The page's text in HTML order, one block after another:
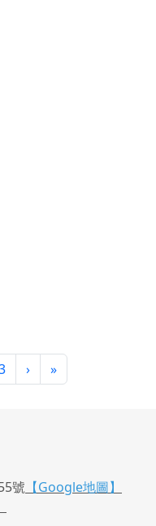
職教育日(中年級)
頁次)
›下一頁
»最後頁
號 【Google地圖】